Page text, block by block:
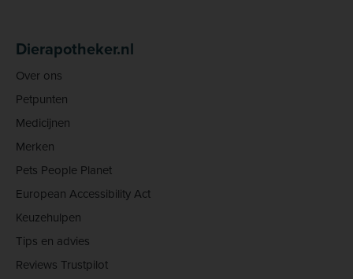
Dierapotheker.nl
Over ons
Petpunten
Medicijnen
Merken
Pets People Planet
European Accessibility Act
Keuzehulpen
Tips en advies
Reviews Trustpilot